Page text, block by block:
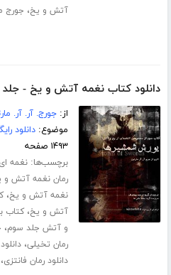
آتش و یخ، جورج
دانلود کتاب نغمه آتش و یخ -
از:جورج. آر. آر.
موضوع:دانلود
۱۴۹۳ صفحه
برچسب‌ها:نغمه
رمان نغمه آتش و
نغمه آتش و یخ،
آتش و یخ،کتاب
و آتش جلد سوم،
رمان تخیلی،
دانلود رمان فانتزی